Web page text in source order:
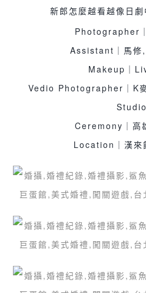
新郎怎麼越看越像日
Photographer
Assistant｜馬修
Makeup｜
Vedio Photographer｜K
Studio
Ceremony｜高
Location｜漢來